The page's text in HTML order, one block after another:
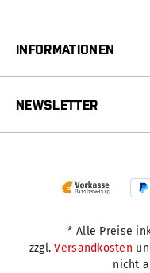
INFORMATIONEN
NEWSLETTER
* Alle Preise
zzgl.Versandkosten
nicht